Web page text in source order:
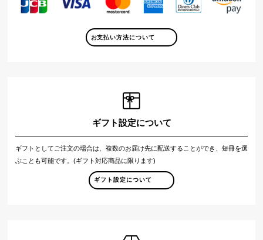
お支払い方法について
ギフト設定について
ギフトとしてご注文の場合は、複数のお届け先に配送することができ、短冊を選
ぶことも可能です。(ギフト対応商品に限ります)
ギフト設定について